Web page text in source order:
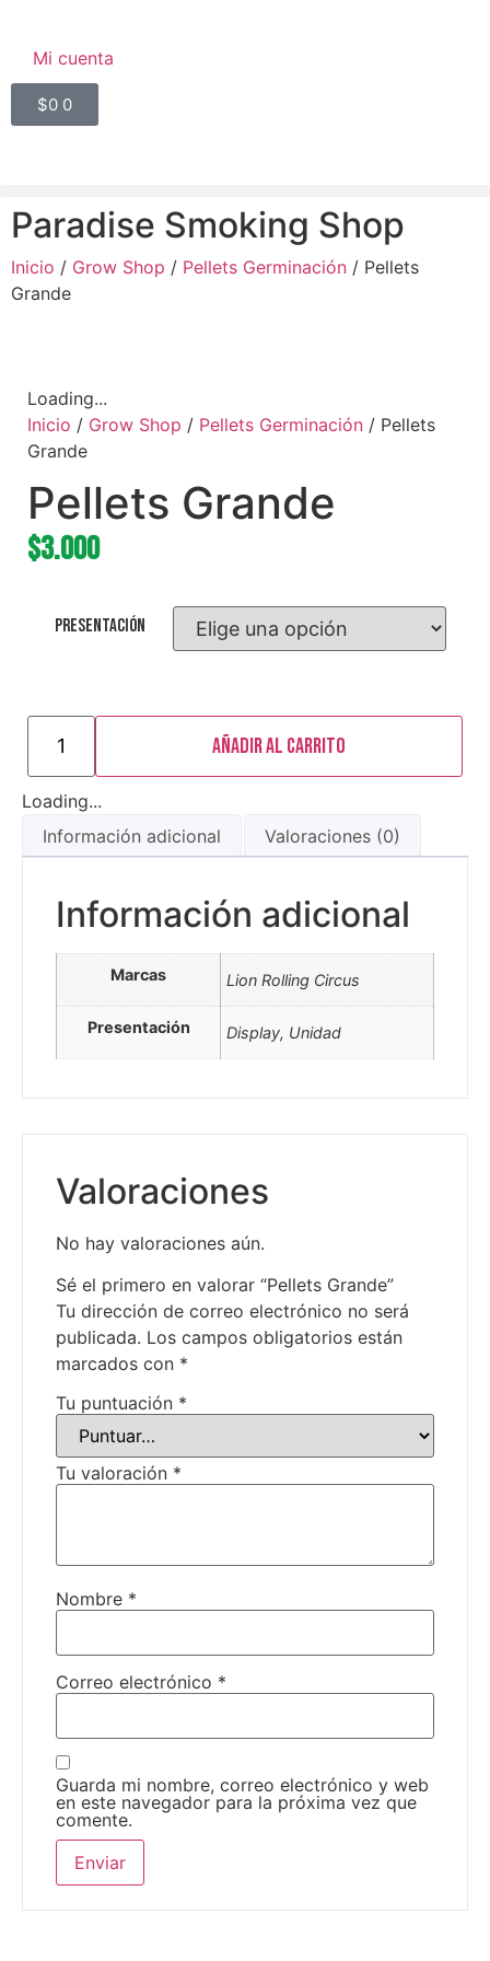
Mi cuenta
$0 0
Paradise Smoking Shop
Inicio / Grow Shop / Pellets Germinación / Pellets
Grande
Loading...
Inicio / Grow Shop / Pellets Germinación / Pellets
Grande
Pellets Grande
$3.000
Presentación
Añadir al carrito
Loading...
Información adicional
Valoraciones (0)
Información adicional
Marcas Lion Rolling Circus
Presentación Display, Unidad
Valoraciones
No hay valoraciones aún.
Sé el primero en valorar “Pellets Grande”
Tu dirección de correo electrónico no será
publicada. Los campos obligatorios están
marcados con *
Tu puntuación *
Tu valoración *
Nombre *
Correo electrónico *
Guarda mi nombre, correo electrónico y web
en este navegador para la próxima vez que
comente.